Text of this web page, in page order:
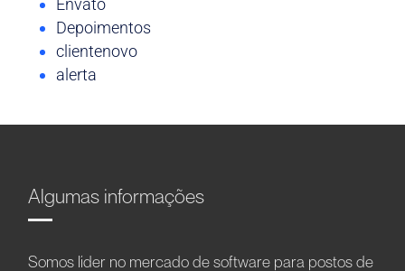
Envato
Depoimentos
clientenovo
alerta
Algumas informações
Somos líder no mercado de software para postos de